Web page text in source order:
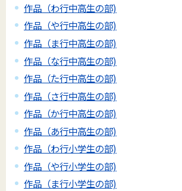
作品（わ行中高生の部)
作品（や行中高生の部)
作品（ま行中高生の部)
作品（な行中高生の部)
作品（た行中高生の部)
作品（さ行中高生の部)
作品（か行中高生の部)
作品（あ行中高生の部)
作品（わ行小学生の部)
作品（や行小学生の部)
作品（ま行小学生の部)